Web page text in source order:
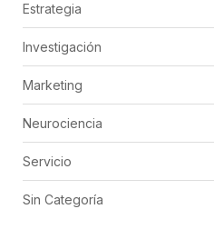
Estrategia
Investigación
Marketing
Neurociencia
Servicio
Sin Categoría